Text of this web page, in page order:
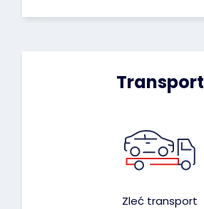
Transport
Zleć transport